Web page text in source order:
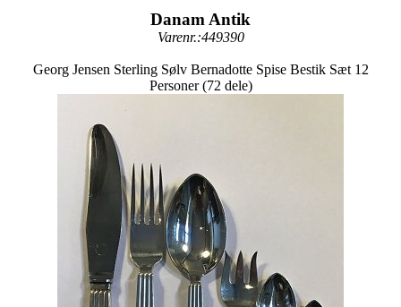
Danam Antik
Varenr.:449390
Georg Jensen Sterling Sølv Bernadotte Spise Bestik Sæt 12
Personer (72 dele)